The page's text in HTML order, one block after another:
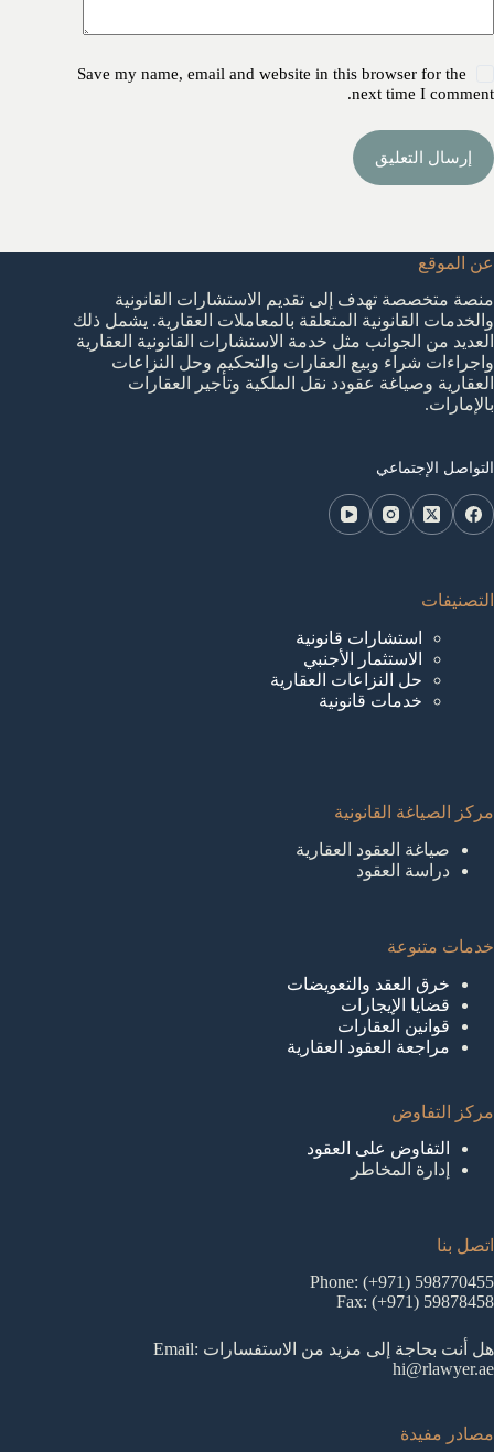
Save my name, email and website in this browser for the
next time I comment.
إرسال التعليق
عن الموقع
منصة متخصصة تهدف إلى تقديم الاستشارات القانونية
والخدمات القانونية المتعلقة بالمعاملات العقارية. يشمل ذلك
العديد من الجوانب مثل خدمة الاستشارات القانونية العقارية
واجراءات شراء وبيع العقارات والتحكيم وحل النزاعات
العقارية وصياغة عقودد نقل الملكية وتأجير العقارات
بالإمارات.
التواصل الإجتماعي
التصنيفات
استشارات قانونية
الاستثمار الأجنبي
حل النزاعات العقارية
خدمات قانونية
مركز الصياغة القانونية
صياغة العقود العقارية
دراسة العقود
خدمات متنوعة
خرق العقد والتعويضات
قضايا الإيجارات
قوانين العقارات
مراجعة العقود العقارية
مركز التفاوض
التفاوض على العقود
إدارة المخاطر
اتصل بنا
Phone: (+971) 598770455
Fax: (+971) 59878458
هل أنت بحاجة إلى مزيد من الاستفسارات Email:
hi@rlawyer.ae
مصادر مفيدة